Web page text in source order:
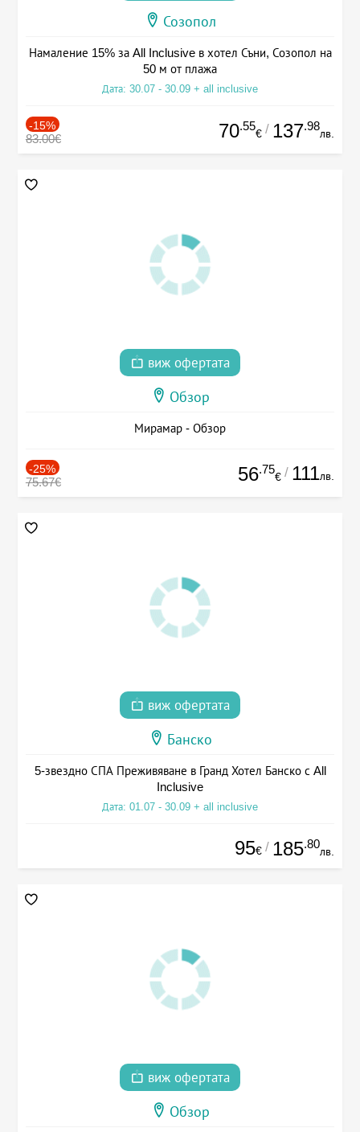
Созопол
Намаление 15% за All Inclusive в хотел Съни, Созопол на
50 м от плажа
Дата: 30.07 - 30.09 + all inclusive
-15%
83.00€ 70.55
€ / 137.98
лв.
виж офертата
Обзор
Мирамар - Обзор
-25%
75.67€ 56.75
€ / 111лв.
виж офертата
Банско
5-звездно СПА Преживяване в Гранд Хотел Банско с All
Inclusive
Дата: 01.07 - 30.09 + all inclusive
95€ / 185.80
лв.
виж офертата
Обзор